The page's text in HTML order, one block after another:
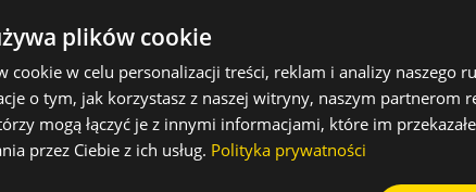
9,6 mm x 133 mm - 5 szt. szczególnie istotne jest
narzędzie może pracować stabilnie, a efekt
wariantów.
plików cookie
cookie w celu personalizacji treści, reklam i analizy naszego
o tym, jak korzystasz z naszej witryny, naszym partnerom
mogą łączyć je z innymi informacjami, które im
przez Ciebie z ich usług. Polityka prywatności